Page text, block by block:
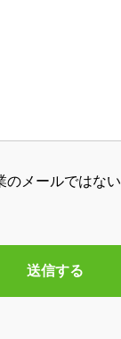
のメールではない